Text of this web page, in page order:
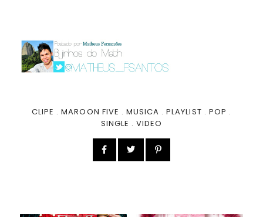
CLIPE .MAROON FIVE . MUSICA .PLAYLIST . POP .
SINGLE .VIDEO